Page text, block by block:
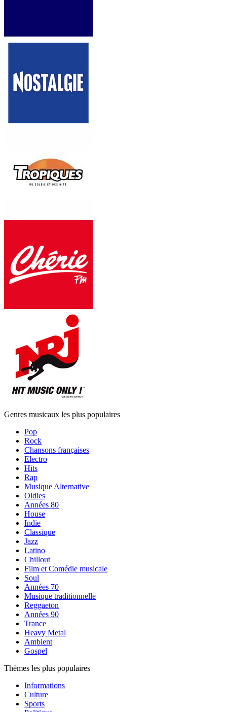
Genres musicaux les plus populaires
Pop
Rock
Chansons françaises
Electro
Hits
Rap
Musique Alternative
Oldies
Années 80
House
Indie
Classique
Jazz
Latino
Chillout
Film et Comédie musicale
Soul
Années 70
Musique traditionnelle
Reggaeton
Années 90
Trance
Heavy Metal
Ambient
Gospel
Thèmes les plus populaires
Informations
Culture
Sports